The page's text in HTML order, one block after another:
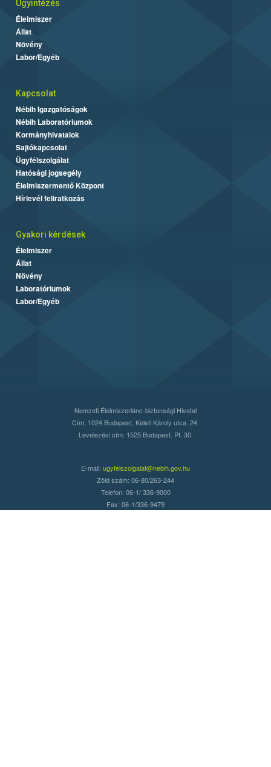
Ügyintézés
Élelmiszer
Állat
Növény
Labor/Egyéb
Kapcsolat
Nébih Igazgatóságok
Nébih Laboratóriumok
Kormányhivatalok
Sajtókapcsolat
Ügyfélszolgálat
Hatósági jogsegély
Élelmiszermentő Központ
Hírlevél feliratkozás
Gyakori kérdések
Élelmiszer
Állat
Növény
Laboratóriumok
Labor/Egyéb
Nemzeti Élelmiszerlánc-biztonsági Hivatal
Cím: 1024 Budapest, Keleti Károly utca. 24.
Levelezési cím: 1525 Budapest. Pf. 30.
E-mail: ugyfelszolgalat@nebih.gov.hu
Zöld szám: 06-80/263-244
Telefon: 06-1/ 336-9000
Fax: 06-1/336-9479